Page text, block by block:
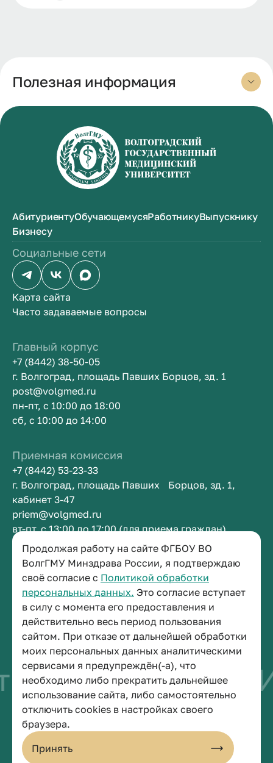
Продолжая работу на сайте ФГБОУ ВО
ВолгГМУ Минздрава России, я подтверждаю
своё согласие с Политикой обработки
персональных данных. Это согласие вступает
в силу с момента его предоставления и
действительно весь период пользования
сайтом. При отказе от дальнейшей обработки
моих персональных данных аналитическими
сервисами я предупреждён(-а), что
необходимо либо прекратить дальнейшее
использование сайта, либо самостоятельно
отключить cookies в настройках своего
браузера.
Принять
Полезная информация
АбитуриентуОбучающемусяРаботникуВыпускнику
Бизнесу
Социальные сети
Карта сайта
Часто задаваемые вопросы
Главный корпус
+7 (8442) 38-50-05
г. Волгоград, площадь Павших Борцов, зд. 1
post@volgmed.ru
пн-пт, с 10:00 до 18:00
сб, с 10:00 до 14:00
Приемная комиссия
+7 (8442) 53-23-33
г. Волгоград, площадь Павших Борцов, зд. 1,
кабинет 3-47
priem@volgmed.ru
вт-пт, с 13:00 до 17:00 (для приема граждан)
Приемная ректора
+7 (8442) 38-50-05
г. Волгоград, площадь Павших Борцов, зд. 1,
кабинет 3-11
post@volgmed.ru
пн-пт, с 08.30 до 17.00 (перерыв с 12.30 до 13.00)
быть врачом
© 2026 Волгоградский государственный медицинский университет
Политика конфиденциальности
Политика по обработке персональных данных
Пользовательское соглашение